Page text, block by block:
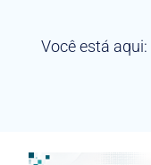
Você está aqui: